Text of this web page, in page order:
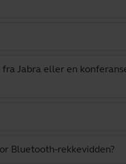
Jabra eller en
Bluetooth-rekkevidden?